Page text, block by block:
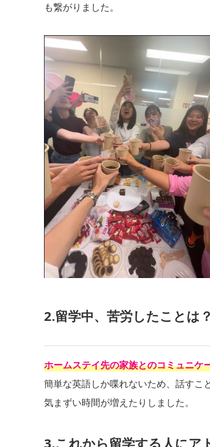
も繋がりました。
2.留学中、苦労したことは？
ホームステイ先の家族とのコミュニケ
簡単な英語しか喋れないため、話すこ
気まずい時間が増えたりしました。
3.これから留学する人にア